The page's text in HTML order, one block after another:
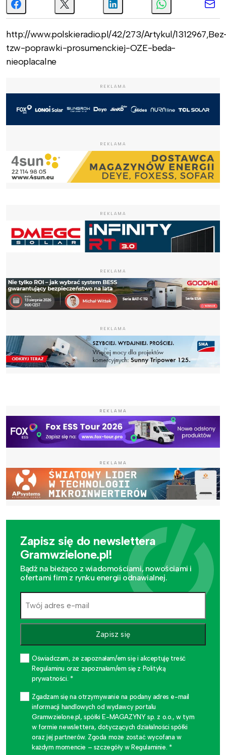
http://www.polskieradio.pl/42/273/Artykul/
tzw-poprawki-prosumenckiej-OZE-beda-
nieoplacalne
REKLAMA
REKLAMA
REKLAMA
REKLAMA
REKLAMA
REKLAMA
REKLAMA
Zapisz się do newslettera
Gramwzielone.pl!
Bądź na bieżąco z wiadomościami, nowościami i
ofertami firm z rynku energii odnawialnej.
Zapisz się
Oświadczam, że zapoznałam/em się i akceptuję treść
Regulaminu oraz zapoznałam/em się z Polityką
prywatności. *
Zgadzam się na otrzymywanie na podany adres e-mail
informacji handlowych od wydawcy portalu
Gramwzielone.pl, spółki E-MAGAZYNY sp. z o.o., w tym
w formie newslettera, dotyczących działalności spółki
oraz jej partnerów. Zgoda może zostać wycofana w
każdym momencie – szczegóły w Regulaminie. *